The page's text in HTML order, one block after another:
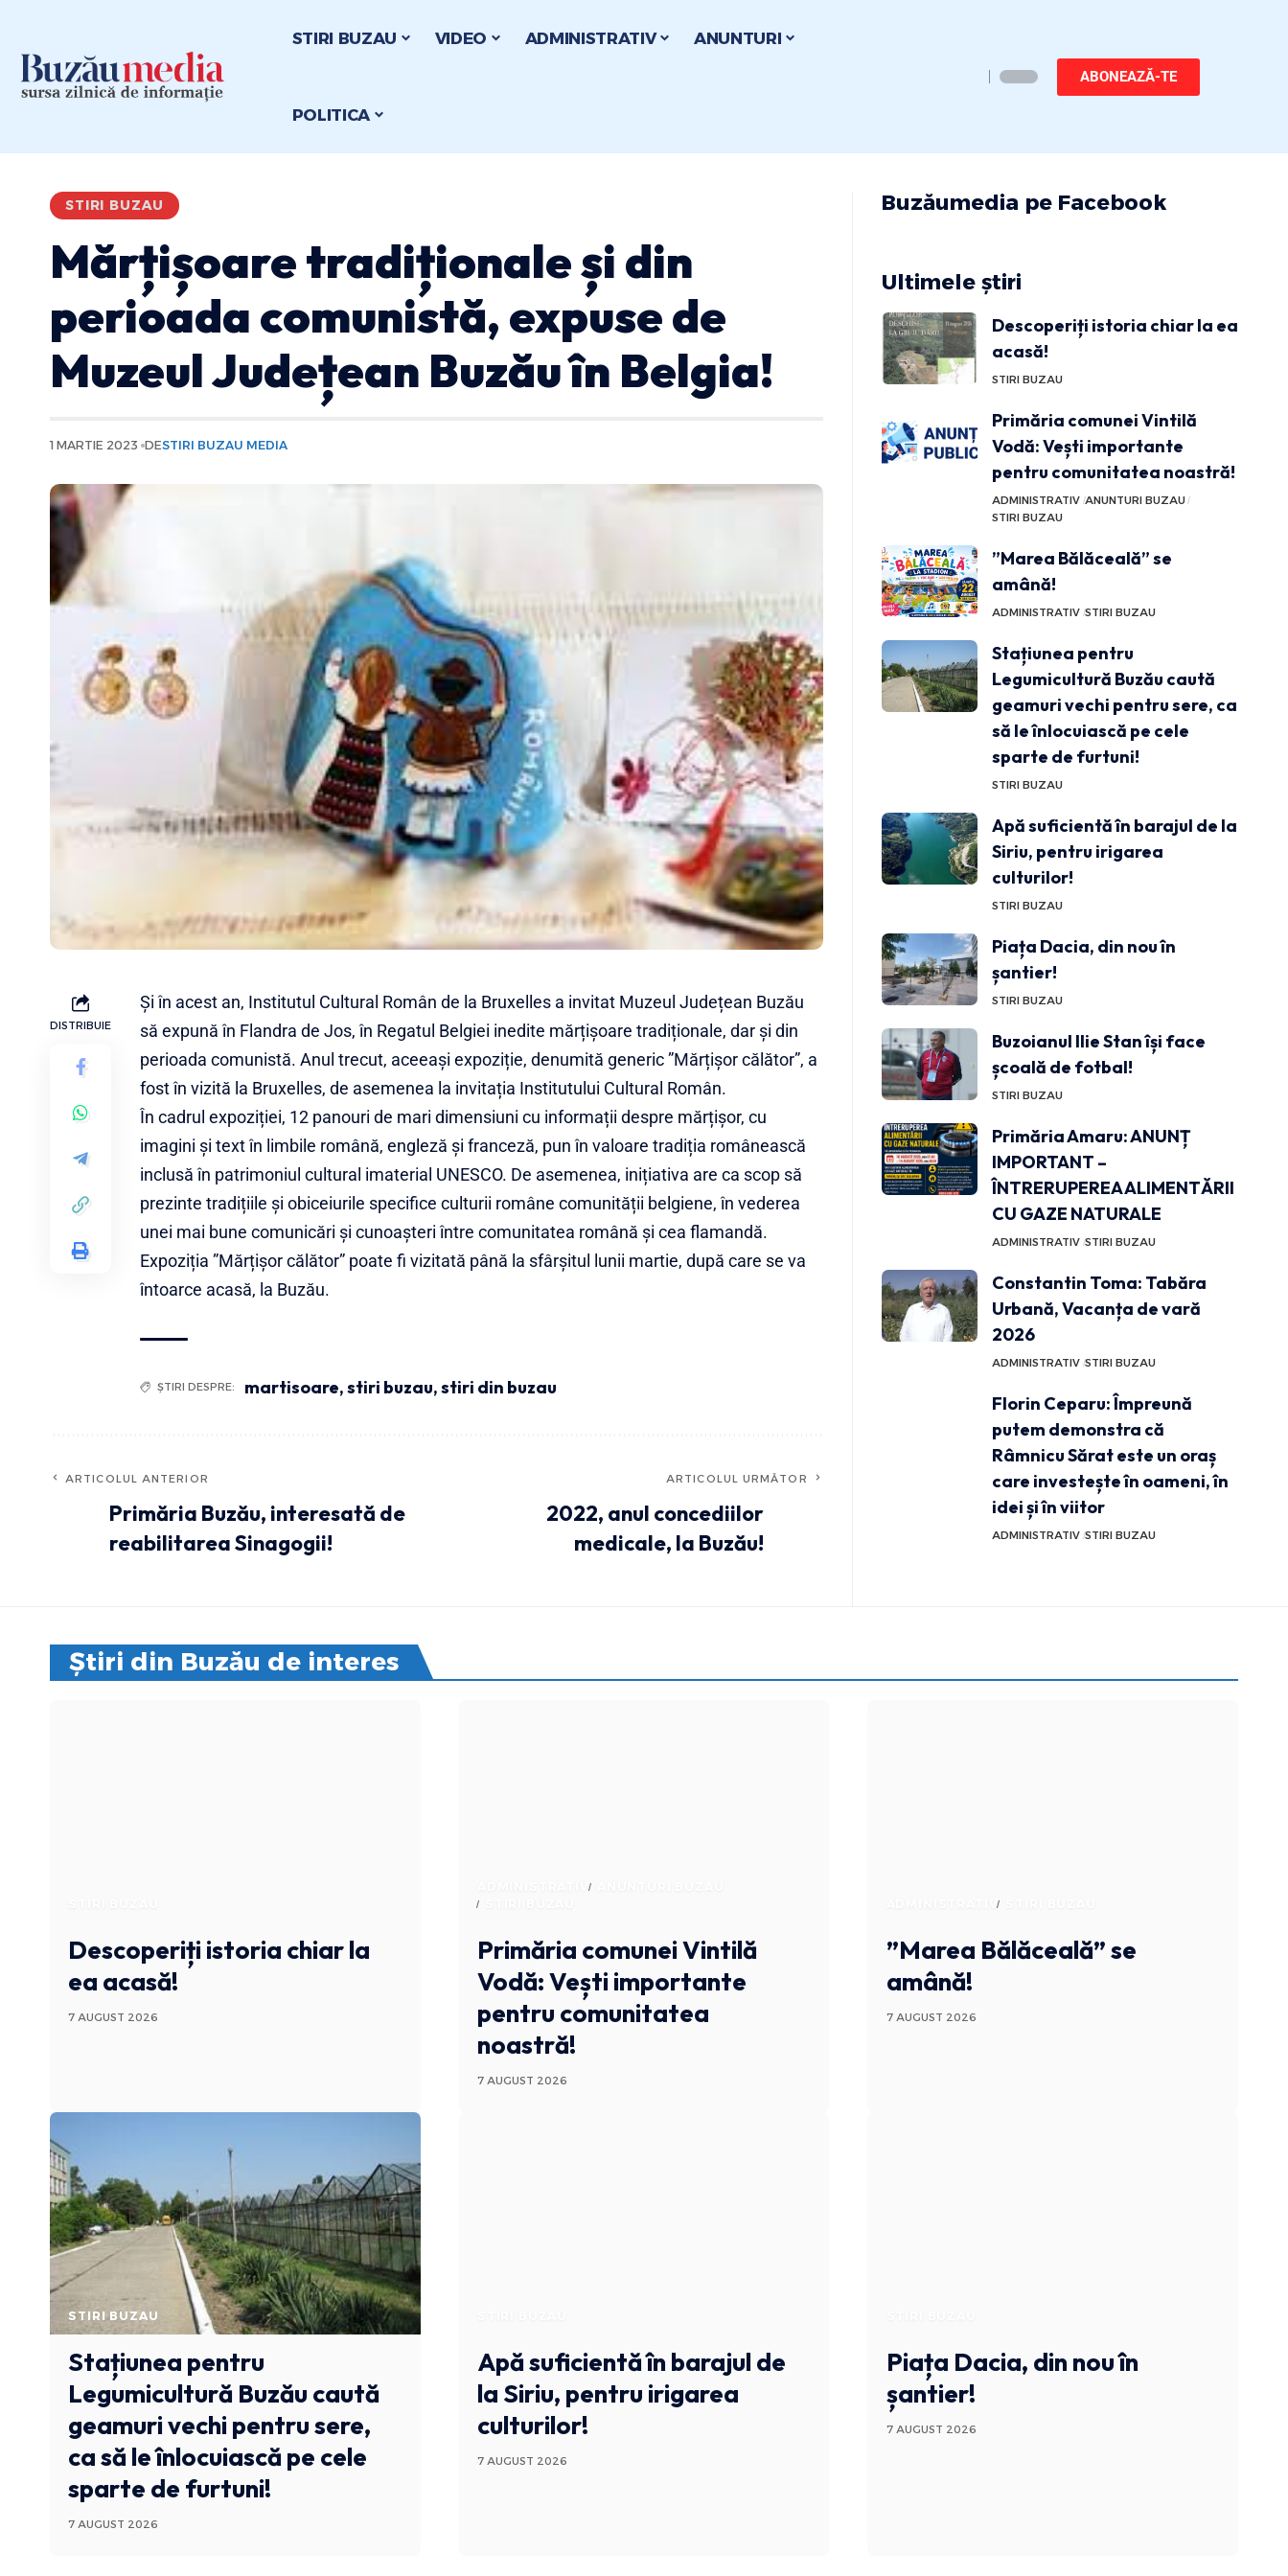
STIRI BUZAU VIDEO ADMINISTRATIV ANUNTURI
POLITICA
ABONEAZĂ-TE
STIRI BUZAU
Mărțișoare tradiționale și din
perioada comunistă, expuse de
Muzeul Județean Buzău în Belgia!
1 MARTIE 2023 DESTIRI BUZAU MEDIA
DISTRIBUIE
Și în acest an, Institutul Cultural Român de la Bruxelles a invitat Muzeul Județean Buzău
să expună în Flandra de Jos, în Regatul Belgiei inedite mărțișoare tradiționale, dar și din
perioada comunistă. Anul trecut, aceeași expoziție, denumită generic ”Mărțișor călător”, a
fost în vizită la Bruxelles, de asemenea la invitația Institutului Cultural Român.
În cadrul expoziției, 12 panouri de mari dimensiuni cu informații despre mărțișor, cu
imagini și text în limbile română, engleză și franceză, pun în valoare tradiția românească
inclusă în patrimoniul cultural imaterial UNESCO. De asemenea, inițiativa are ca scop să
prezinte tradițiile și obiceiurile specifice culturii române comunității belgiene, în vederea
unei mai bune comunicări și cunoașteri între comunitatea română și cea flamandă.
Expoziția ”Mărțișor călător” poate fi vizitată până la sfârșitul lunii martie, după care se va
întoarce acasă, la Buzău.
ȘTIRI DESPRE: martisoare,stiri buzau,stiri din buzau
ARTICOLUL ANTERIOR
Primăria Buzău, interesată de
reabilitarea Sinagogii!
ARTICOLUL URMĂTOR
2022, anul concediilor
medicale, la Buzău!
Buzăumedia pe Facebook
Ultimele știri
Descoperiți istoria chiar la ea
acasă!
STIRI BUZAU
Primăria comunei Vintilă
Vodă: Vești importante
pentru comunitatea noastră!
ADMINISTRATIV ANUNTURI BUZAU
STIRI BUZAU
”Marea Bălăceală” se
amână!
ADMINISTRATIV STIRI BUZAU
Stațiunea pentru
Legumicultură Buzău caută
geamuri vechi pentru sere, ca
să le înlocuiască pe cele
sparte de furtuni!
STIRI BUZAU
Apă suficientă în barajul de la
Siriu, pentru irigarea
culturilor!
STIRI BUZAU
Piața Dacia, din nou în
șantier!
STIRI BUZAU
Buzoianul Ilie Stan își face
școală de fotbal!
STIRI BUZAU
Primăria Amaru: ANUNȚ
IMPORTANT –
ÎNTRERUPEREA ALIMENTĂRII
CU GAZE NATURALE
ADMINISTRATIV STIRI BUZAU
Constantin Toma: Tabăra
Urbană, Vacanța de vară
2026
ADMINISTRATIV STIRI BUZAU
Florin Ceparu: Împreună
putem demonstra că
Râmnicu Sărat este un oraș
care investește în oameni, în
idei și în viitor
ADMINISTRATIV STIRI BUZAU
Știri din Buzău de interes
Descoperiți istoria chiar la
ea acasă!
7 AUGUST 2026
ADMINISTRATIV
Primăria comunei Vintilă
Vodă: Vești importante
pentru comunitatea
noastră!
7 AUGUST 2026
ADMINISTRATIV
”Marea Bălăceală” se
amână!
7 AUGUST 2026
STIRI BUZAU
Stațiunea pentru
Legumicultură Buzău caută
geamuri vechi pentru sere,
ca să le înlocuiască pe cele
sparte de furtuni!
7 AUGUST 2026
Apă suficientă în barajul de
la Siriu, pentru irigarea
culturilor!
7 AUGUST 2026
Piața Dacia, din nou în
șantier!
7 AUGUST 2026